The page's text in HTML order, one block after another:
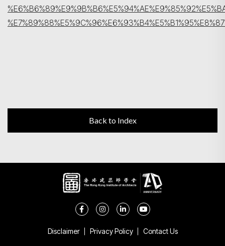
Back to Index
Disclaimer Privacy Policy Contact Us